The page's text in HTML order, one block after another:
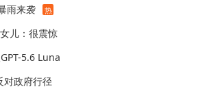
雨来袭 热
儿：很震惊
5.6 Luna
对政府行径